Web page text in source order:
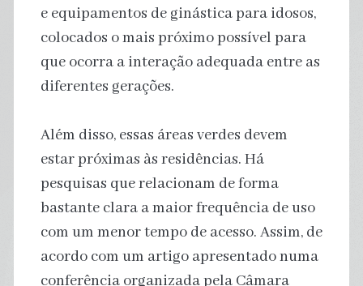
e equipamentos de ginástica para idosos,
colocados o mais próximo possível para
que ocorra a interação adequada entre as
diferentes gerações.
Além disso, essas áreas verdes devem
estar próximas às residências. Há
pesquisas que relacionam de forma
bastante clara a maior frequência de uso
com um menor tempo de acesso. Assim, de
acordo com um artigo apresentado numa
conferência organizada pela Câmara